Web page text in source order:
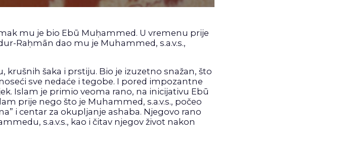
mu je bio Ebū Muḥammed. U vremenu prije
Raḥmān dao mu je Muhammed, s.a.v.s.,
šaka i prstiju. Bio je izuzetno snažan, što
sve nedaće i tegobe. I pored impozantne
Islam je primio veoma rano, na inicijativu Ebū
prije nego što je Muhammed, s.a.v.s., počeo
i centar za okupljanje ashaba. Njegovo rano
s.a.v.s., kao i čitav njegov život nakon